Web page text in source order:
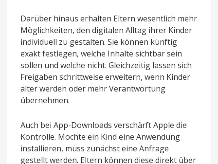
Darüber hinaus erhalten Eltern wesentlich mehr
Möglichkeiten, den digitalen Alltag ihrer Kinder
individuell zu gestalten. Sie können künftig
exakt festlegen, welche Inhalte sichtbar sein
sollen und welche nicht. Gleichzeitig lassen sich
Freigaben schrittweise erweitern, wenn Kinder
älter werden oder mehr Verantwortung
übernehmen.
Auch bei App-Downloads verschärft Apple die
Kontrolle. Möchte ein Kind eine Anwendung
installieren, muss zunächst eine Anfrage
gestellt werden. Eltern können diese direkt über